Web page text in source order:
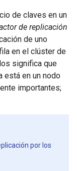
de claves en un
de replicación
de uno
en el clúster de
significa que
está en un nodo
importantes;
por los